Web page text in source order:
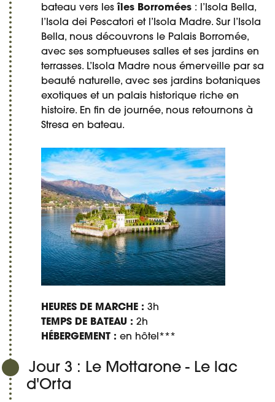
bateau vers les îles Borromées : l’Isola Bella,
l’Isola dei Pescatori et l’Isola Madre. Sur l’Isola
Bella, nous découvrons le Palais Borromée,
avec ses somptueuses salles et ses jardins en
terrasses. L’Isola Madre nous émerveille par sa
beauté naturelle, avec ses jardins botaniques
exotiques et un palais historique riche en
histoire. En fin de journée, nous retournons à
Stresa en bateau.
HEURES DE MARCHE : 3h
TEMPS DE BATEAU : 2h
HÉBERGEMENT : en hôtel***
Jour 3 : Le Mottarone - Le lac
d'Orta